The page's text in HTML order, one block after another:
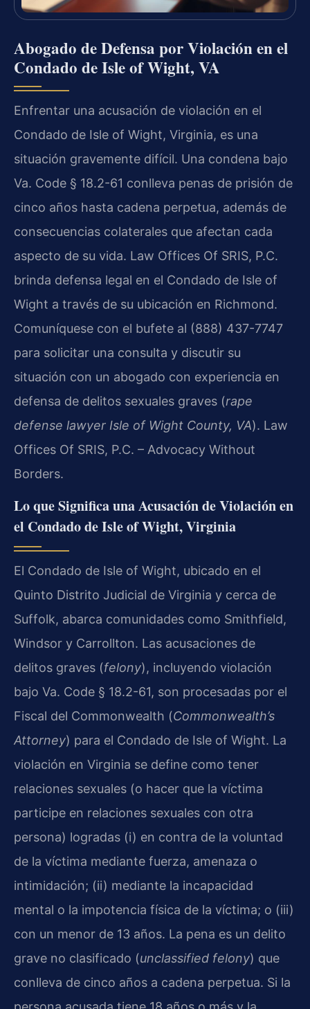
Abogado de Defensa por Violación en el
Condado de Isle of Wight, VA
Enfrentar una acusación de violación en el
Condado de Isle of Wight, Virginia, es una
situación gravemente difícil. Una condena bajo
Va. Code § 18.2-61 conlleva penas de prisión de
cinco años hasta cadena perpetua, además de
consecuencias colaterales que afectan cada
aspecto de su vida. Law Offices Of SRIS, P.C.
brinda defensa legal en el Condado de Isle of
Wight a través de su ubicación en Richmond.
Comuníquese con el bufete al (888) 437-7747
para solicitar una consulta y discutir su
situación con un abogado con experiencia en
defensa de delitos sexuales graves (rape
defense lawyer Isle of Wight County, VA). Law
Offices Of SRIS, P.C. – Advocacy Without
Borders.
Lo que Significa una Acusación de Violación en
el Condado de Isle of Wight, Virginia
El Condado de Isle of Wight, ubicado en el
Quinto Distrito Judicial de Virginia y cerca de
Suffolk, abarca comunidades como Smithfield,
Windsor y Carrollton. Las acusaciones de
delitos graves (felony), incluyendo violación
bajo Va. Code § 18.2-61, son procesadas por el
Fiscal del Commonwealth (Commonwealth’s
Attorney) para el Condado de Isle of Wight. La
violación en Virginia se define como tener
relaciones sexuales (o hacer que la víctima
participe en relaciones sexuales con otra
persona) logradas (i) en contra de la voluntad
de la víctima mediante fuerza, amenaza o
intimidación; (ii) mediante la incapacidad
mental o la impotencia física de la víctima; o (iii)
con un menor de 13 años. La pena es un delito
grave no clasificado (unclassified felony) que
conlleva de cinco años a cadena perpetua. Si la